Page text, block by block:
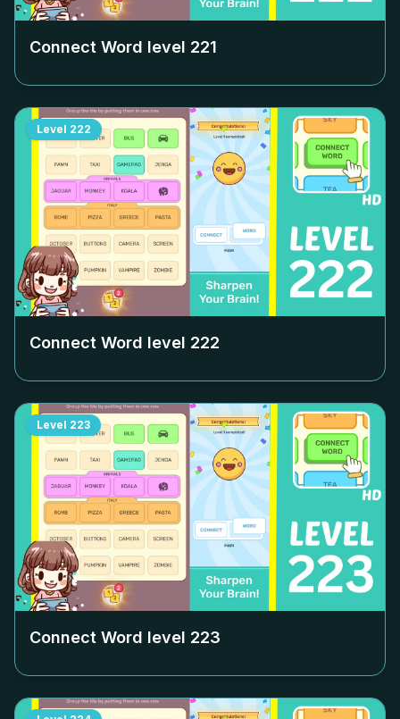
Connect Word level 221
Level 222
Connect Word level 222
Level 223
Connect Word level 223